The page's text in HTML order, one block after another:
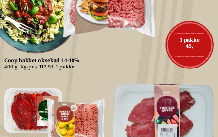
1 pakke
45,-
Coop hakket oksekød 14-18%
400 g. Kg-pris 112,50. 1 pakke